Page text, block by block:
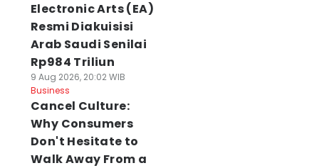
Electronic Arts (EA)
Resmi Diakuisisi
Arab Saudi Senilai
Rp984 Triliun
9 Aug 2026, 20:02 WIB
Business
Cancel Culture:
Why Consumers
Don't Hesitate to
Walk Away From a